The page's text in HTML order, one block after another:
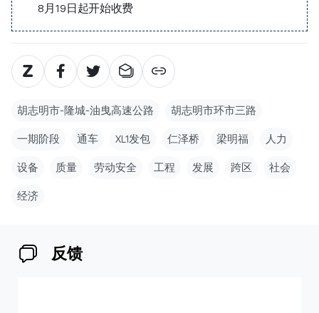
8月19日起开始收费
胡志明市-隆城-油曳高速公路 胡志明市环市三路
一期阶段 通车 XL1发包 仁泽桥 梁明福 人力
设备 质量 劳动安全 工程 发展 跨区 社会
经济
反馈